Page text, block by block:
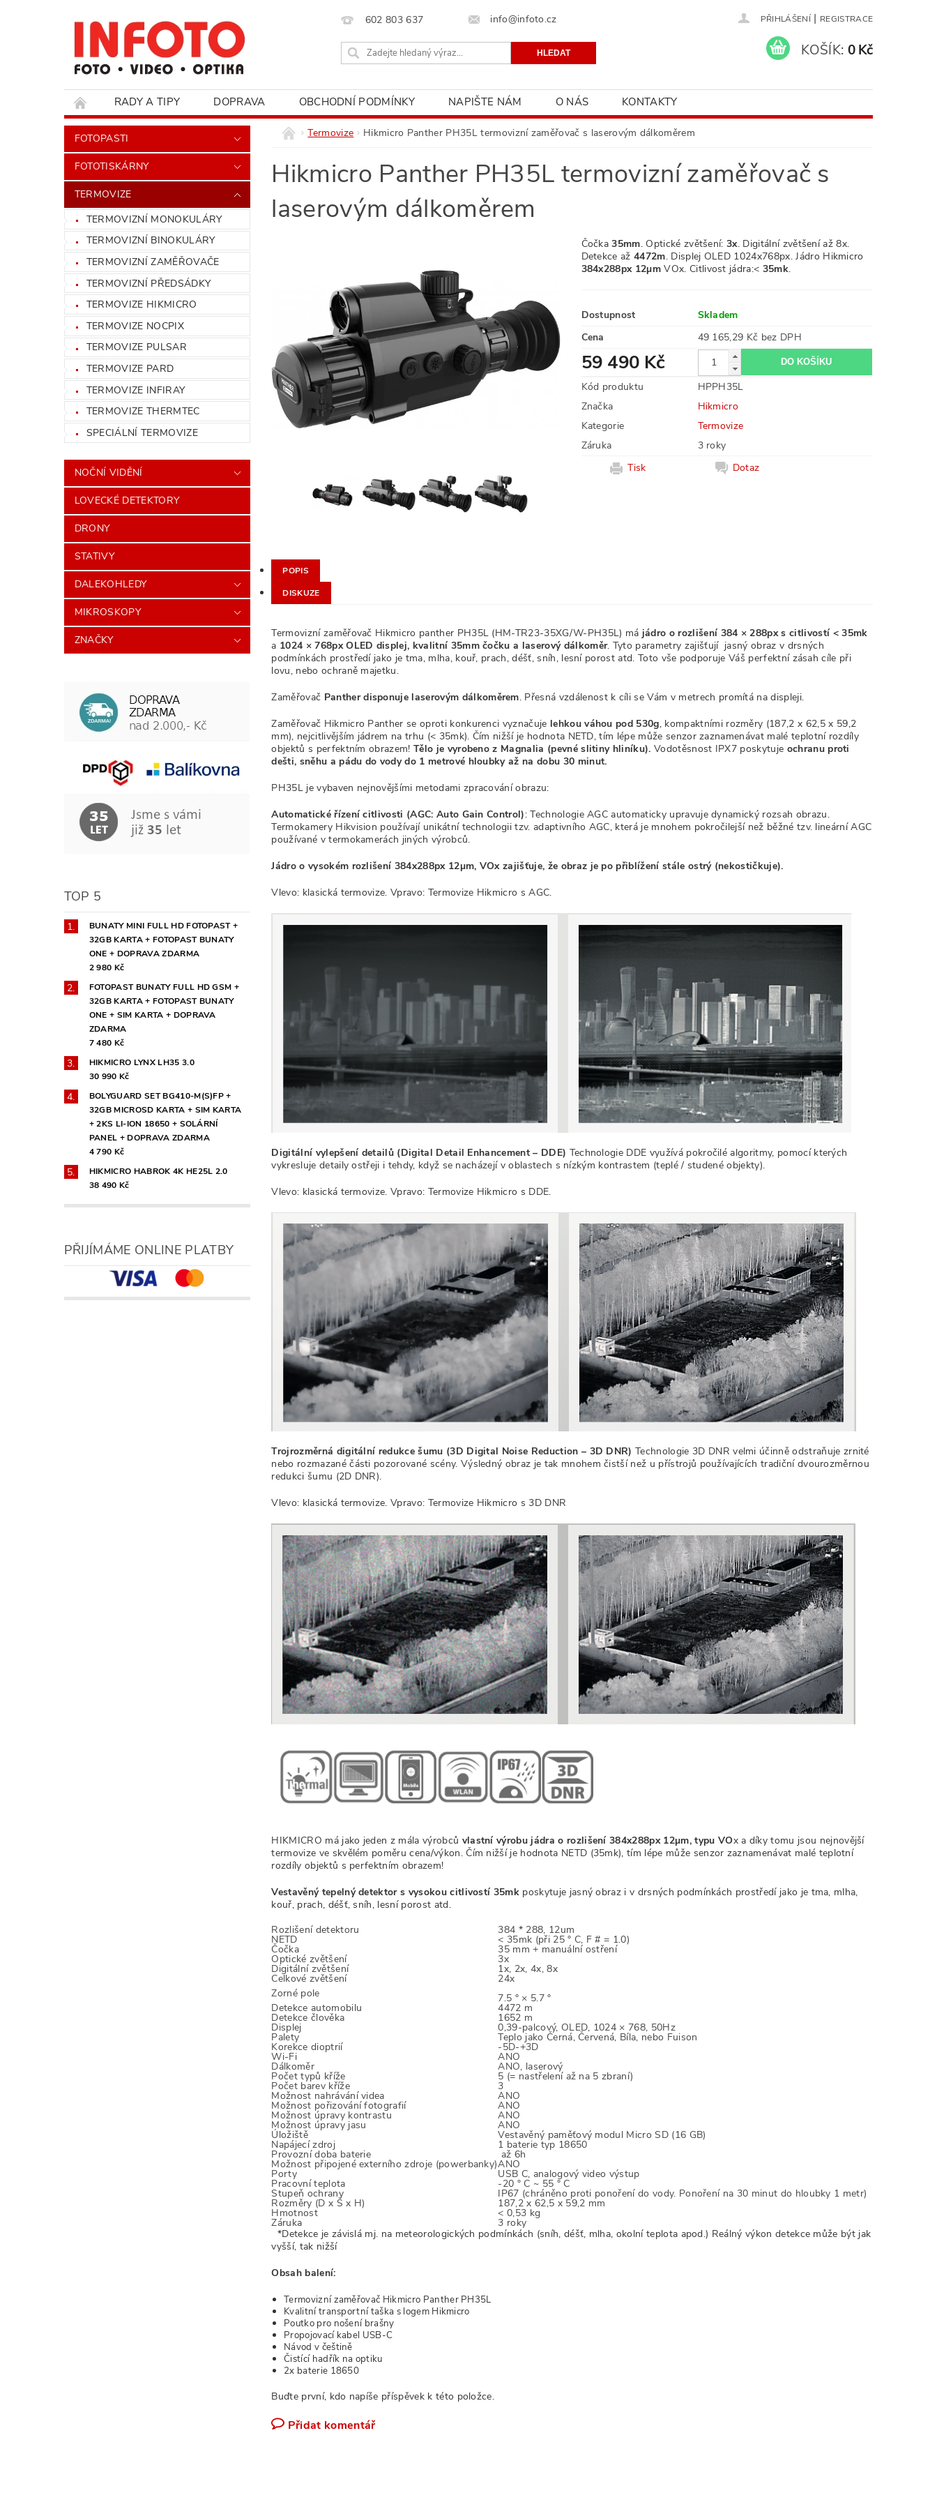
602 803 637 info@infoto.cz PŘIHLÁŠENÍ | REGISTRACE
KOŠÍK: 0 Kč
RADY A TIPY DOPRAVA OBCHODNÍ PODMÍNKY NAPIŠTE NÁM O NÁS
KONTAKTY
HODNOCENÍ OBCHODU
FOTOPASTI
FOTOTISKÁRNY
TERMOVIZE
TERMOVIZNÍ MONOKULÁRY
TERMOVIZNÍ BINOKULÁRY
TERMOVIZNÍ ZAMĚŘOVAČE
TERMOVIZNÍ PŘEDSÁDKY
TERMOVIZE HIKMICRO
TERMOVIZE NOCPIX
TERMOVIZE PULSAR
TERMOVIZE PARD
TERMOVIZE INFIRAY
TERMOVIZE THERMTEC
SPECIÁLNÍ TERMOVIZE
NOČNÍ VIDĚNÍ
LOVECKÉ DETEKTORY
DRONY
STATIVY
DALEKOHLEDY
MIKROSKOPY
ZNAČKY
TOP 5
BUNATY MINI FULL HD FOTOPAST +
32GB KARTA + FOTOPAST BUNATY
ONE + DOPRAVA ZDARMA
2 980 Kč
FOTOPAST BUNATY FULL HD GSM +
32GB KARTA + FOTOPAST BUNATY
ONE + SIM KARTA + DOPRAVA
ZDARMA
7 480 Kč
HIKMICRO LYNX LH35 3.0
30 990 Kč
BOLYGUARD SET BG410-M(S)FP +
32GB MICROSD KARTA + SIM KARTA
+ 2KS LI-ION 18650 + SOLÁRNÍ
PANEL + DOPRAVA ZDARMA
4 790 Kč
HIKMICRO HABROK 4K HE25L 2.0
38 490 Kč
PŘIJÍMÁME ONLINE PLATBY
Termovize Hikmicro Panther PH35L termovizní zaměřovač s laserovým dálkoměrem
Hikmicro Panther PH35L termovizní zaměřovač s
laserovým dálkoměrem
Čočka35mm. Optické zvětšení:3x. Digitální zvětšení až 8x.
Detekce až4472m. Displej OLED 1024x768px. Jádro Hikmicro
384x288px 12µm VOx. Citlivost jádra:< 35mk.
Dostupnost
Skladem
Cena
49 165,29 Kč bez DPH
59 490 Kč
Kód produktu
HPPH35L
Značka
Hikmicro
Kategorie
Termovize
Záruka
3 roky
Tisk
Dotaz
POPIS
DISKUZE
Termovizní zaměřovač Hikmicro panther PH35L (HM-TR23-35XG/W-PH35L) má jádro o rozlišení 384 × 288px s citlivostí < 35mk
a 1024 × 768px OLED displej, kvalitní 35mm čočku a laserový dálkoměr. Tyto parametry zajišťují jasný obraz v drsných
podmínkách prostředí jako je tma, mlha, kouř, prach, déšť, sníh, lesní porost atd. Toto vše podporuje Váš perfektní zásah cíle při
lovu, nebo ochraně majetku.
Zaměřovač Panther disponuje laserovým dálkoměrem. Přesná vzdálenost k cíli se Vám v metrech promítá na displeji.
Zaměřovač Hikmicro Panther se oproti konkurenci vyznačuje lehkou váhou pod 530g, kompaktními rozměry (187,2 x 62,5 x 59,2
mm), nejcitlivějším jádrem na trhu (< 35mk). Čím nižší je hodnota NETD, tím lépe může senzor zaznamenávat malé teplotní rozdíly
objektů s perfektním obrazem!Tělo je vyrobeno z Magnalia (pevné slitiny hliníku). Vodotěsnost IPX7 poskytuje ochranu proti
dešti, sněhu a pádu do vody do 1 metrové hloubky až na dobu 30 minut.
PH35L je vybaven nejnovějšími metodami zpracování obrazu:
Automatické řízení citlivosti (AGC: Auto Gain Control): Technologie AGC automaticky upravuje dynamický rozsah obrazu.
Termokamery Hikvision používají unikátní technologii tzv. adaptivního AGC, která je mnohem pokročilejší než běžné tzv. lineární AGC
používané v termokamerách jiných výrobců.
Jádro o vysokém rozlišení 384x288px 12µm, VOx zajišťuje, že obraz je po přiblížení stále ostrý (nekostičkuje).
Vlevo: klasická termovize. Vpravo: Termovize Hikmicro s AGC.
Digitální vylepšení detailů (Digital Detail Enhancement – DDE) Technologie DDE využívá pokročilé algoritmy, pomocí kterých
vykresluje detaily ostřeji i tehdy, když se nacházejí v oblastech s nízkým kontrastem (teplé / studené objekty).
Vlevo: klasická termovize. Vpravo: Termovize Hikmicro s DDE.
Trojrozměrná digitální redukce šumu (3D Digital Noise Reduction – 3D DNR) Technologie 3D DNR velmi účinně odstraňuje zrnité
nebo rozmazané části pozorované scény. Výsledný obraz je tak mnohem čistší než u přístrojů používajících tradiční dvourozměrnou
redukci šumu (2D DNR).
Vlevo: klasická termovize. Vpravo: Termovize Hikmicro s 3D DNR
HIKMICRO má jako jeden z mála výrobců vlastní výrobu jádra o rozlišení 384x288px 12µm, typu VOx a díky tomu jsou nejnovější
termovize ve skvělém poměru cena/výkon. Čím nižší je hodnota NETD (35mk), tím lépe může senzor zaznamenávat malé teplotní
rozdíly objektů s perfektním obrazem!
Vestavěný tepelný detektor s vysokou citlivostí 35mk poskytuje jasný obraz i v drsných podmínkách prostředí jako je tma, mlha,
kouř, prach, déšť, sníh, lesní porost atd.
Rozlišení detektoru
384 * 288, 12um
NETD < 35mk (při 25 ° C, F # = 1.0)
Čočka 35 mm + manuální ostření
Optické zvětšení 3x
Digitální zvětšení 1x, 2x, 4x, 8x
Celkové zvětšení
24x
Zorné pole
7.5 ° × 5.7 °
Detekce automobilu 4472 m
Detekce člověka 1652 m
Displej 0,39-palcový, OLED, 1024 × 768, 50Hz
Palety Teplo jako Černá, Červená, Bíla, nebo Fuison
Korekce dioptrií -5D-+3D
Wi-Fi ANO
Dálkoměr ANO, laserový
Počet typů kříže 5 (= nastřelení až na 5 zbraní)
Počet barev kříže 3
Možnost nahrávání videa ANO
Možnost pořizování fotografií ANO
Možnost úpravy kontrastu ANO
Možnost úpravy jasu ANO
Úložiště Vestavěný paměťový modul Micro SD (16 GB)
Napájecí zdroj 1 baterie typ 18650
Provozní doba baterie až 6h
Možnost připojené externího zdroje (powerbanky)ANO
Porty USB C, analogový video výstup
Pracovní teplota -20 ° C ~ 55 ° C
Stupeň ochrany IP67 (chráněno proti ponoření do vody. Ponoření na 30 minut do hloubky 1 metr)
Rozměry (D x Š x H) 187,2 x 62,5 x 59,2 mm
Hmotnost < 0,53 kg
Záruka
3 roky
*Detekce je závislá mj. na meteorologických podmínkách (sníh, déšť, mlha, okolní teplota apod.) Reálný výkon detekce může být jak
vyšší, tak nižší
Obsah balení:
Termovizní zaměřovač Hikmicro Panther PH35L
Kvalitní transportní taška s logem Hikmicro
Poutko pro nošení brašny
Propojovací kabel USB-C
Návod v češtině
Čistící hadřík na optiku
2x baterie 18650
Buďte první, kdo napíše příspěvek k této položce.
Přidat komentář